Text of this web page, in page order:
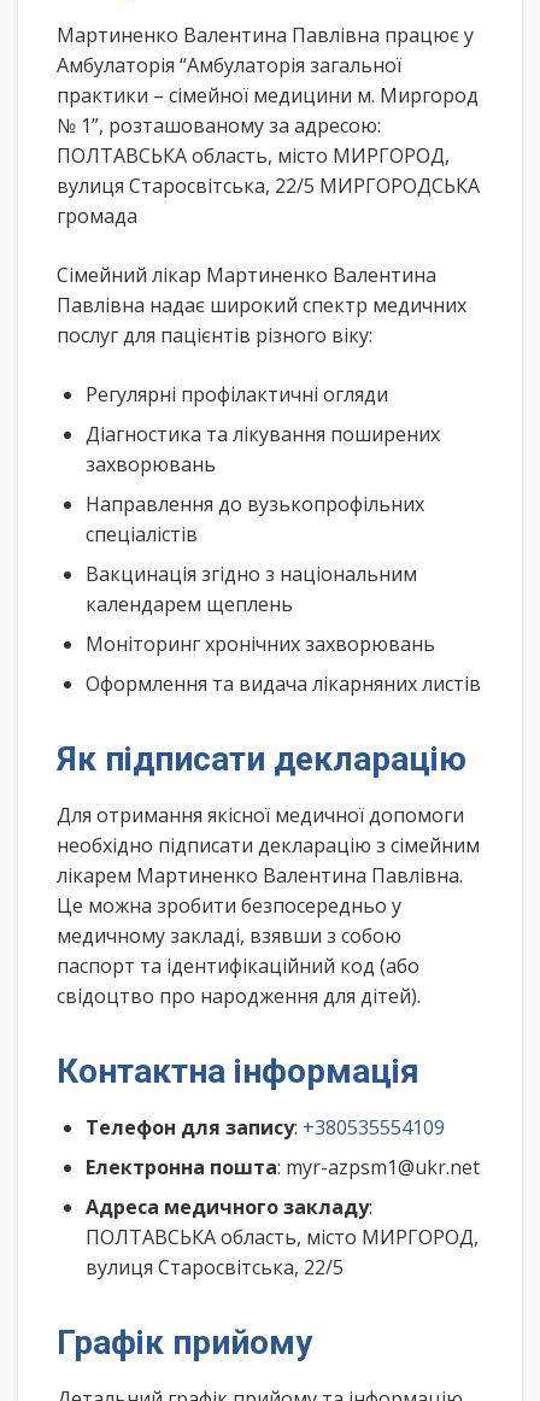
Мартиненко Валентина Павлівна працює у
Амбулаторія “Амбулаторія загальної
практики – сімейної медицини м. Миргород
№ 1”, розташованому за адресою:
ПОЛТАВСЬКА область, місто МИРГОРОД,
вулиця Старосвітська, 22/5 МИРГОРОДСЬКА
громада
Сімейний лікар Мартиненко Валентина
Павлівна надає широкий спектр медичних
послуг для пацієнтів різного віку:
Регулярні профілактичні огляди
Діагностика та лікування поширених
захворювань
Направлення до вузькопрофільних
спеціалістів
Вакцинація згідно з національним
календарем щеплень
Моніторинг хронічних захворювань
Оформлення та видача лікарняних листів
Як підписати декларацію
Для отримання якісної медичної допомоги
необхідно підписати декларацію з сімейним
лікарем Мартиненко Валентина Павлівна.
Це можна зробити безпосередньо у
медичному закладі, взявши з собою
паспорт та ідентифікаційний код (або
свідоцтво про народження для дітей).
Контактна інформація
Телефон для запису: +380535554109
Електронна пошта: myr-azpsm1@ukr.net
Адреса медичного закладу:
ПОЛТАВСЬКА область, місто МИРГОРОД,
вулиця Старосвітська, 22/5
Графік прийому